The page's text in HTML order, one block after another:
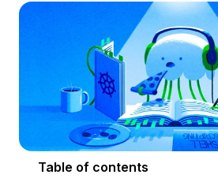
Table of contents